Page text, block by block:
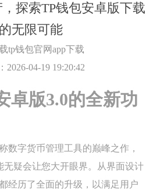
探索TP钱包安卓版下载
无限可能
tp钱包官网app下载
2026-04-19 19:20:42
卓版3.0的全新功
数字货币管理工具的巅峰之作，
无疑会让您大开眼界。从界面设计
经历了全面的升级，以满足用户